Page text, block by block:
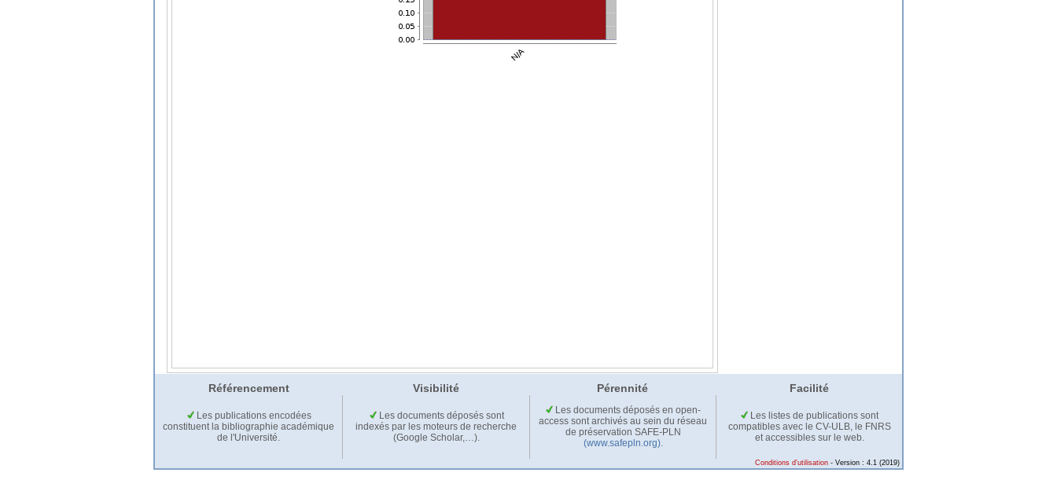
Référencement Visibilité Pérennité Facilité
Les publications encodées
constituent la bibliographie académique
de l'Université.
Les documents déposés sont
indexés par les moteurs de recherche
(Google Scholar,…).
Les documents déposés en open-
access sont archivés au sein du réseau
de préservation SAFE-PLN
(www.safepln.org).
Les listes de publications sont
compatibles avec le CV-ULB, le FNRS
et accessibles sur le web.
Conditions d'utilisation - Version : 4.1 (2019)